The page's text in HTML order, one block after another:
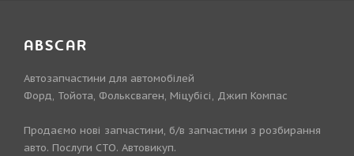
ABSCAR
Автозапчастини для автомобілей
Форд, Тойота, Фольксваген, Міцубісі, Джип Компас
Продаємо нові запчастини, б/в запчастини з розбирання
авто. Послуги СТО. Автовикуп.